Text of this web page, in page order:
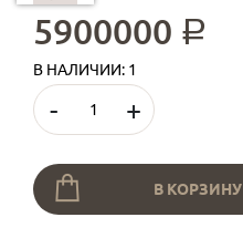
5900000 a
В НАЛИЧИИ: 1
- +
В КОРЗИНУ